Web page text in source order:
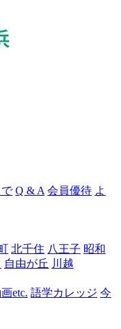
ャ
浜
Q & A 会員優待 よ
北千住 八王子 昭和
自由が丘 川越
etc. 語学カレッジ 今